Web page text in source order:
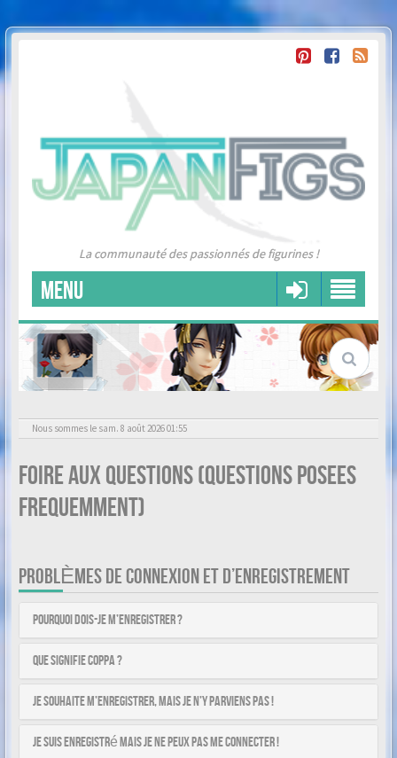
La communauté des passionnés de figurines !
MENU
Nous sommes le sam. 8 août 2026 01:55
Foire aux questions (Questions posees
frequemment)
PROBLÈMES DE CONNEXION ET D’ENREGISTREMENT
Pourquoi dois-je m’enregistrer ?
Que signifie COPPA ?
Je souhaite m’enregistrer, mais je n’y parviens pas !
Je suis enregistré mais je ne peux pas me connecter !